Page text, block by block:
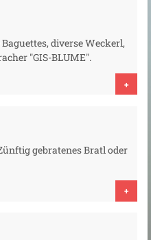
diverse Weckerl,
"GIS-BLUME".
+
gebratenes Bratl oder
+